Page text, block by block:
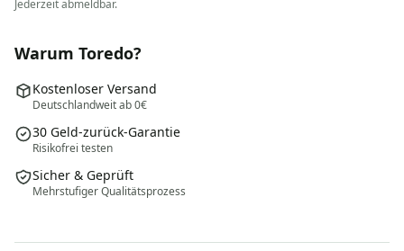
Jederzeit abmeldbar.
Warum Toredo?
Kostenloser Versand
Deutschlandweit ab 0€
30 Geld-zurück-Garantie
Risikofrei testen
Sicher & Geprüft
Mehrstufiger Qualitätsprozess